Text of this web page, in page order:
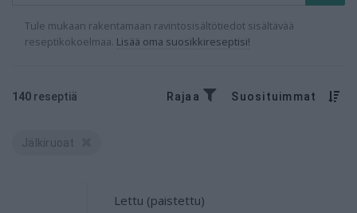
Tule mukaan rakentamaan ravintosisältötiedot sisältävää
reseptikokoelmaa. Lisää oma suosikkireseptisi!
140 reseptiä Suosituimmat
Rajaa
Jälkiruoat
Lettu (paistettu)